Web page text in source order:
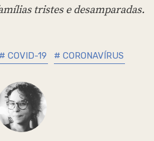
tristes e desamparadas.
# COVID-19 # CORONAVÍRUS